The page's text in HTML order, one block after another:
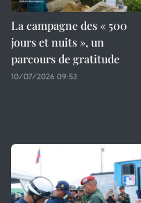
La campagne des « 500
jours et nuits », un
parcours de gratitude
10/07/2026 09:53